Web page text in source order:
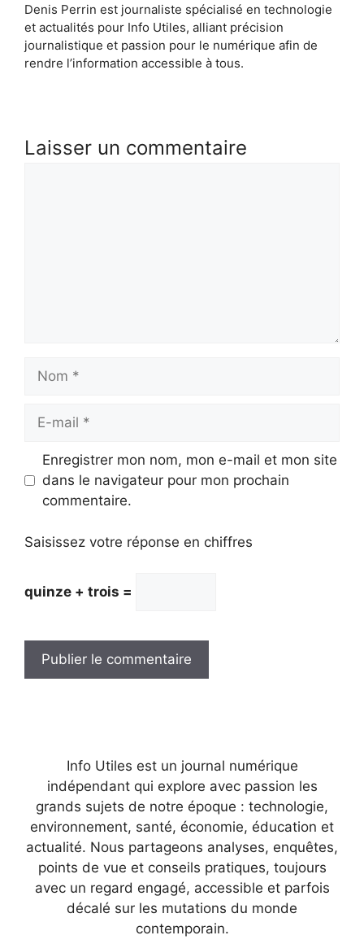
Denis Perrin est journaliste spécialisé en technologie
et actualités pour Info Utiles, alliant précision
journalistique et passion pour le numérique afin de
rendre l’information accessible à tous.
Laisser un commentaire
Nom
Enregistrer mon nom, mon e-mail et mon site
dans le navigateur pour mon prochain
commentaire.
Saisissez votre réponse en chiffres
quinze + trois =
Info Utiles est un journal numérique
indépendant qui explore avec passion les
grands sujets de notre époque : technologie,
environnement, santé, économie, éducation et
actualité. Nous partageons analyses, enquêtes,
points de vue et conseils pratiques, toujours
avec un regard engagé, accessible et parfois
décalé sur les mutations du monde
contemporain.